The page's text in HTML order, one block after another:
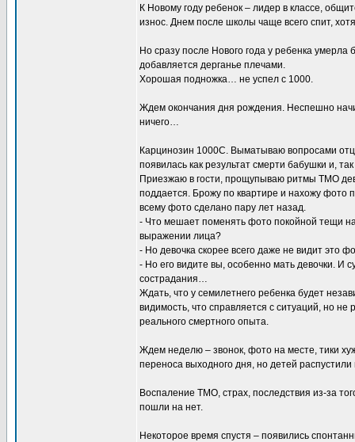
К Новому году ребенок – лидер в классе,
износ. Днем после школы чаще всего спит,
Но сразу после Нового года у ребенка
добавляется дерганье плечами.
Хорошая подножка… не успел с 1000.
Ждем окончания дня рождения. Неспешно
ничего…
Карцинозин 1000С. Выматываю вопросами
появилась как результат смерти бабушки и,
Приезжаю в гости, прощупываю ритмы ТМО
поддается. Брожу по квартире и нахожу фото
всему фото сделано пару лет назад.
- Что мешает поменять фото покойной тещи
выражении лица?
- Но девочка скорее всего даже не видит это
- Но его видите вы, особенно мать девочки. И
сострадания…
Ждать, что у семилетнего ребенка будет
видимость, что справляется с ситуаций, но
реального смертного опыта.
Ждем неделю – звонок, фото на месте, тики
переноса выходного дня, но детей
Воспаление ТМО, страх, последствия из-за
пошли на нет.
Некоторое время спустя – появились